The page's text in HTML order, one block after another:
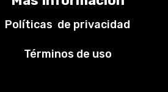
Políticas de privacidad
Términos de uso